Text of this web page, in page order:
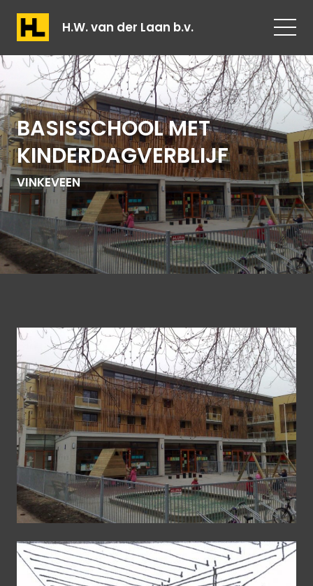
H.W. van der Laan b.v.
BASISSCHOOL MET
KINDERDAGVERBLIJF
VINKEVEEN